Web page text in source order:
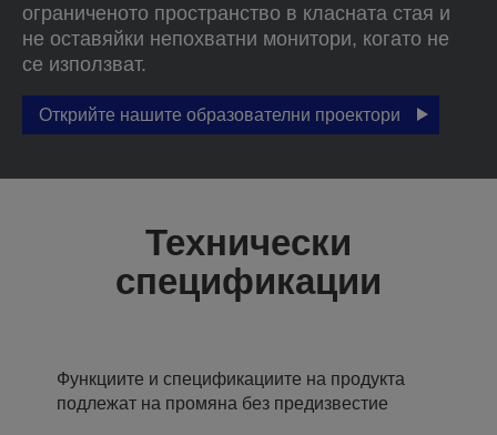
ограниченото пространство в класната стая и
не оставяйки непохватни монитори, когато не
се използват.
Открийте нашите образователни проектори
Технически
спецификации
Функциите и спецификациите на продукта
подлежат на промяна без предизвестие